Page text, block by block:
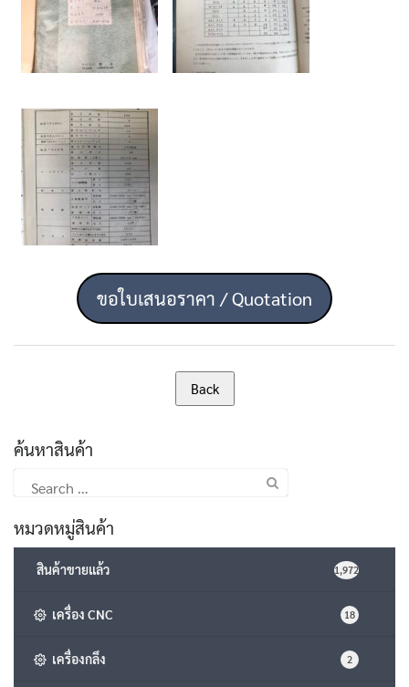
ขอใบเสนอราคา / Quotation
ค้นหาสินค้า
for:
หมวดหมู่สินค้า
สินค้าขายแล้ว 1,972
เครื่อง CNC 18
เครื่องกลึง 2